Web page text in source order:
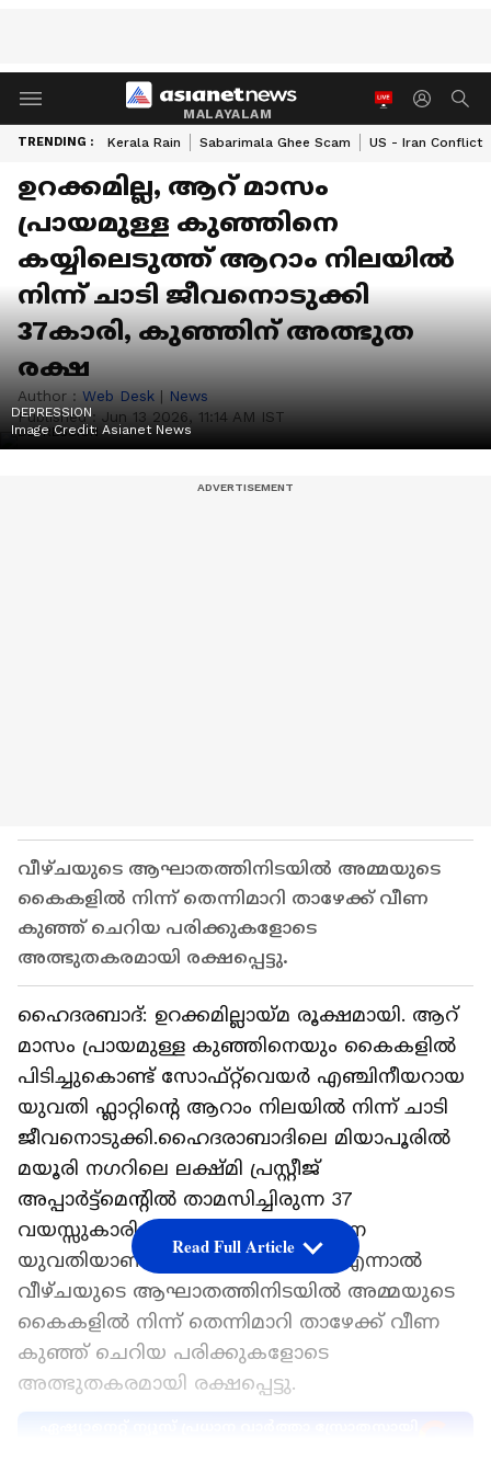
MALAYALAM
TRENDING : Kerala Rain Sabarimala Ghee Scam US - Iran Conflict
ഉറക്കമില്ല, ആറ് മാസം
പ്രായമുള്ള കുഞ്ഞിനെ
കയ്യിലെടുത്ത് ആറാം നിലയിൽ
നിന്ന് ചാടി ജീവനൊടുക്കി
37കാരി, കുഞ്ഞിന് അത്ഭുത
രക്ഷ
Author : Web Desk | News
Published : Jun 13 2026, 11:14 AM IST
DEPRESSION
Image Credit: Asianet News
വീഴ്ചയുടെ ആഘാതത്തിനിടയിൽ അമ്മയുടെ
കൈകളിൽ നിന്ന് തെന്നിമാറി താഴേക്ക് വീണ
കുഞ്ഞ് ചെറിയ പരിക്കുകളോടെ
അത്ഭുതകരമായി രക്ഷപ്പെട്ടു.
ഹൈദരബാദ്: ഉറക്കമില്ലായ്മ രൂക്ഷമായി. ആറ്
മാസം പ്രായമുള്ള കുഞ്ഞിനെയും കൈകളിൽ
പിടിച്ചുകൊണ്ട് സോഫ്റ്റ്‌വെയർ എഞ്ചിനീയറായ
യുവതി ഫ്ലാറ്റിന്റെ ആറാം നിലയിൽ നിന്ന് ചാടി
ജീവനൊടുക്കി.ഹൈദരാബാദിലെ മിയാപൂരിൽ
മയൂരി നഗറിലെ ലക്ഷ്മി പ്രസ്റ്റീജ്
അപ്പാർട്ട്‌മെന്റിൽ താമസിച്ചിരുന്ന 37
വയസ്സുകാരിയായ ഇഷ സാഹു എന്ന
യുവതിയാണ് ജീവനൊടുക്കിയത്. എന്നാൽ
വീഴ്ചയുടെ ആഘാതത്തിനിടയിൽ അമ്മയുടെ
കൈകളിൽ നിന്ന് തെന്നിമാറി താഴേക്ക് വീണ
കുഞ്ഞ് ചെറിയ പരിക്കുകളോടെ
അത്ഭുതകരമായി രക്ഷപ്പെട്ടു.
Read Full Article